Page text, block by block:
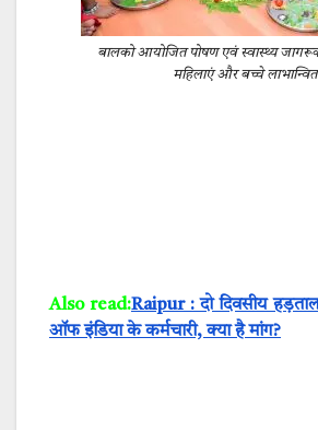
बालको आयोजित पोषण एवं स्वास्थ्य
महिलाएं और बच्चे लाभान्वित
Also read:Raipur : दो दिवसीय
ऑफ इंडिया के कर्मचारी, क्या है मांग?